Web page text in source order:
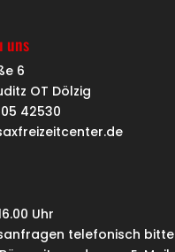
uns
6
OT Dölzig
42530
Uhr
telefonisch bitte